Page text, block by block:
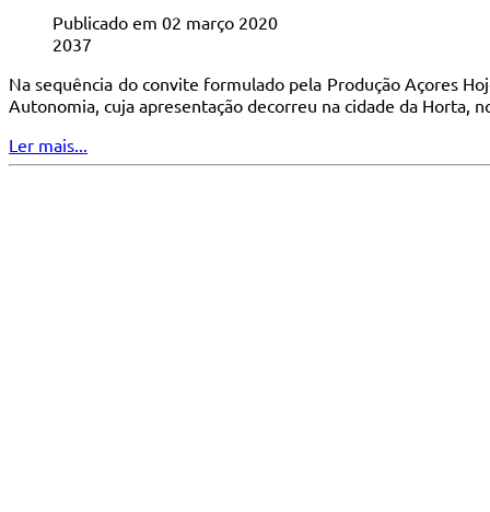
Publicado em 02 março 2020
2037
Na sequência do convite formulado pela Produção Açores
Autonomia, cuja apresentação decorreu na cidade da Horta,
Ler mais...